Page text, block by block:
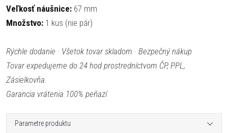
Veľkosť náušnice: 67 mm
Množstvo: 1 kus (nie pár)
Rýchle dodanie · Všetok tovar skladom · Bezpečný nákup
Tovar expedujeme do 24 hod prostredníctvom ČP, PPL,
Zásielkovňa.
Garancia vrátenia 100% peňazí
Parametre produktu